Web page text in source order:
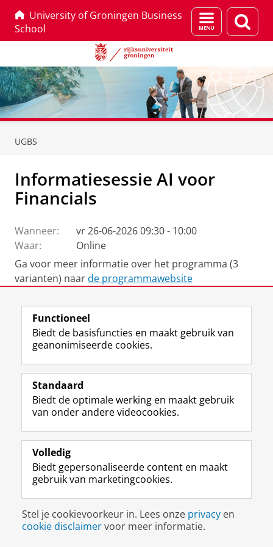
University of Groningen Business
School
Menu
en
UGBS
Informatiesessie AI voor
Financials
Wanneer:
vr 26-06-2026 09:30 - 10:00
Waar:
Online
Ga voor meer informatie over het programma (3
varianten) naarde programmawebsite
Deel dit Facebook
Uw Business Partner: Executive onderwijs (UBGS)
Uw Business Partner: Samen onderzoeken
Uw Business Partner: Werken met studenten
Faculteit Economie en Bedrijfskunde
Disclaimer & Copyright Privacy
Cookies
Inloggen
Functioneel
Biedt de basisfuncties en maakt gebruik van
geanonimiseerde cookies.
Standaard
Biedt de optimale werking en maakt gebruik
van onder andere videocookies.
Volledig
Biedt gepersonaliseerde content en maakt
gebruik van marketingcookies.
Stel je cookievoorkeur in. Lees onze privacy en
cookie disclaimervoor meer informatie.